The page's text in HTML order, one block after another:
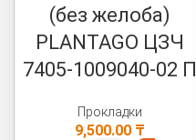
(без желоба)
PLANTAGO ЦЗЧ
7405-1009040-02 П
Прокладки
9,500.00 ₸